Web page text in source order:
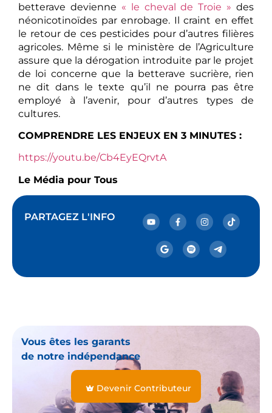
betterave devienne « le cheval de Troie » des
néonicotinoïdes par enrobage. Il craint en effet
le retour de ces pesticides pour d’autres filières
agricoles. Même si le ministère de l’Agriculture
assure que la dérogation introduite par le projet
de loi concerne que la betterave sucrière, rien
ne dit dans le texte qu’il ne pourra pas être
employé à l’avenir, pour d’autres types de
cultures.
COMPRENDRE LES ENJEUX EN 3 MINUTES :
https://youtu.be/Cb4EyEQrvtA
Le Média pour Tous
PARTAGEZ L'INFO
Vous êtes les garants
de notre indépendance
Devenir Contributeur